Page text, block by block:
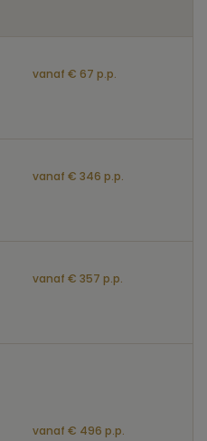
vanaf € 67 p.p.
vanaf € 346 p.p.
vanaf € 357 p.p.
vanaf € 496 p.p.